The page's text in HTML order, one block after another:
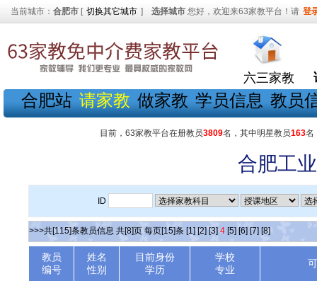
当前城市： 合肥市 [ 切换其它城市 ] 选择城市 您好，欢迎来63家教平台！请 登
六三家教
合肥站 请家教 做家教 学员信息 教员
目前，63家教平台在册教员3809名，其中明星教员163名
合肥工
ID
>>>共[115]条教员信息 共[8]页 每页[15]条 [1] [2] [3] 4 [5] [6] [7] [8]
教员
编号
姓名
性别
目前身份
学历
学校
专业